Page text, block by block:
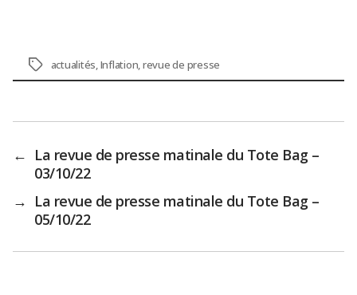
Étiquettes
actualités Inflation revue de presse
← La revue de presse matinale du Tote Bag –
03/10/22
→ La revue de presse matinale du Tote Bag –
05/10/22